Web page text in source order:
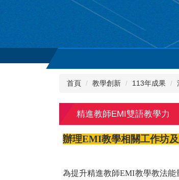
內
首頁 教學創新 113年成果
精進教師EMI雙語教學力
辦理EMI教學相關工作坊
為提升精進教師EMI教學教法能